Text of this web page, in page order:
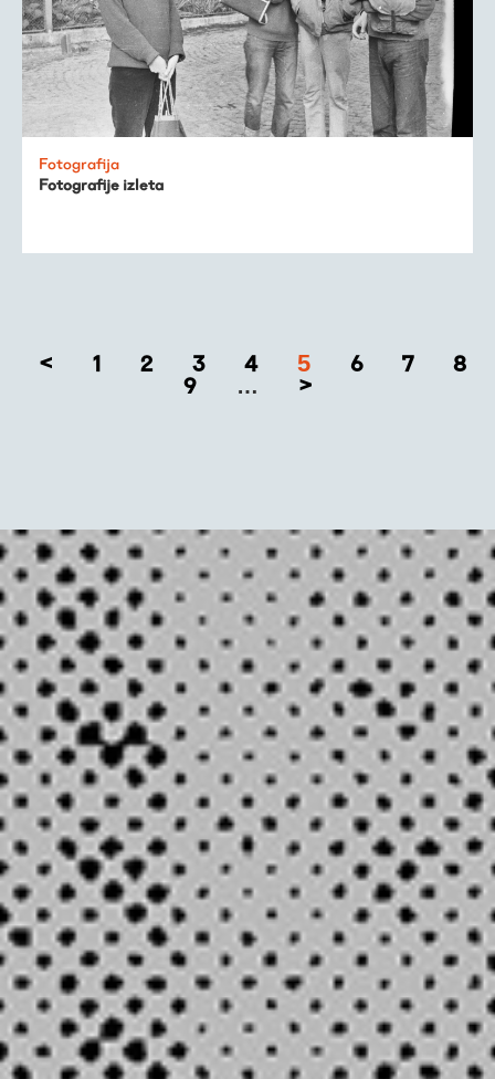
Fotografija
Fotografije izleta
< 1 2 3 4 5 6 7
8
9
… >